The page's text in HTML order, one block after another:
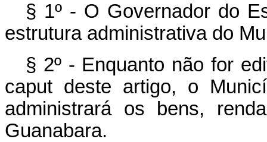
§ 1º - O Governador do
estrutura administrativa do
§ 2º - Enquanto não for
caput deste artigo, o
administrará os bens,
Guanabara.